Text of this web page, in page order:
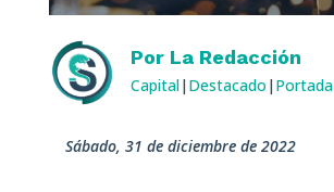
Por La Redacción
Capital| Destacado | Portada
sábado, 31 de diciembre de 2022